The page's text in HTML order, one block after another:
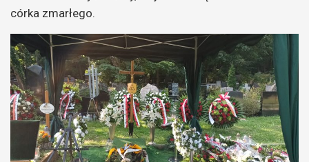
córka zmarłego.